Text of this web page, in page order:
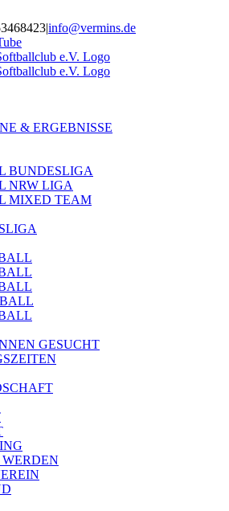
|info@vermins.de
& ERGEBNISSE
BUNDESLIGA
NRW LIGA
MIXED TEAM
GESUCHT
WERDEN